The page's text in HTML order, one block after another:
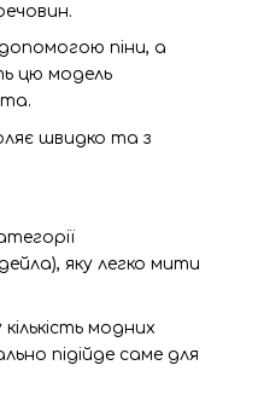
піни, а
цю модель
швидко та з
яку легко мити
модних
підійде саме для